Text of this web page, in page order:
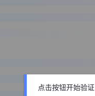
点击按钮开始验证